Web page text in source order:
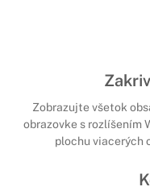
Zobrazujte všetok
obrazovke s rozlíšením
plochu viacerých